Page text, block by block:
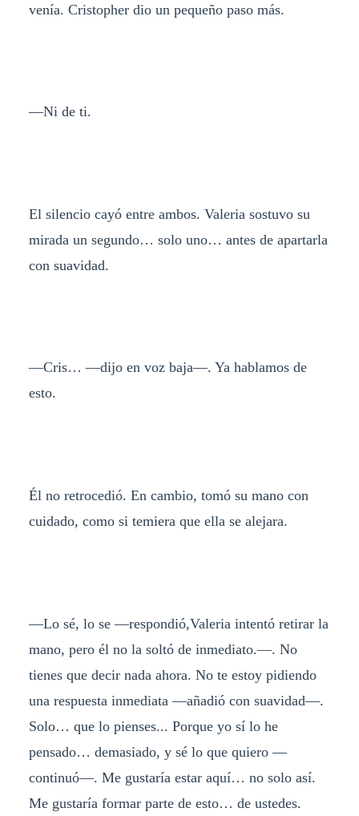
venía. Cristopher dio un pequeño paso más.
—Ni de ti.
El silencio cayó entre ambos. Valeria sostuvo su
mirada un segundo… solo uno… antes de apartarla
con suavidad.
—Cris… —dijo en voz baja—. Ya hablamos de
esto.
Él no retrocedió. En cambio, tomó su mano con
cuidado, como si temiera que ella se alejara.
—Lo sé, lo se —respondió,Valeria intentó retirar la
mano, pero él no la soltó de inmediato.—. No
tienes que decir nada ahora. No te estoy pidiendo
una respuesta inmediata —añadió con suavidad—.
Solo… que lo pienses... Porque yo sí lo he
pensado… demasiado, y sé lo que quiero —
continuó—. Me gustaría estar aquí… no solo así.
Me gustaría formar parte de esto… de ustedes.